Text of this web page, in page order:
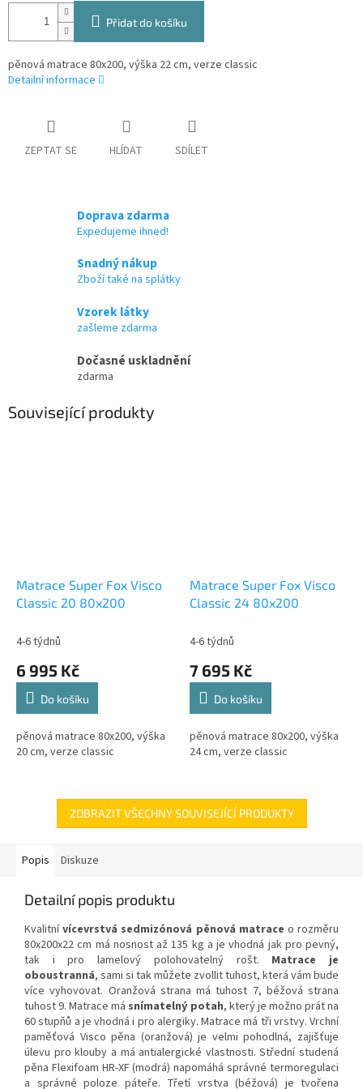
Přidat do košíku
pěnová matrace 80x200, výška 22 cm, verze classic
Detailní informace
ZEPTAT SE HLÍDAT SDÍLET
Doprava zdarma
Expedujeme ihned!
Snadný nákup
Zboží také na splátky
Vzorek látky
zašleme zdarma
Dočasné uskladnění
zdarma
Související produkty
Matrace Super Fox Visco
Classic 20 80x200
4-6 týdnů
6 995 Kč
Do košíku
pěnová matrace 80x200, výška
20 cm, verze classic
Matrace Super Fox Visco
Classic 24 80x200
4-6 týdnů
7 695 Kč
Do košíku
pěnová matrace 80x200, výška
24 cm, verze classic
ZOBRAZIT VŠECHNY SOUVISEJÍCÍ PRODUKTY
Popis Diskuze
Detailní popis produktu
Kvalitnívícevrstvá sedmizónová pěnová matrace o rozměru
80x200x22 cm má nosnost až 135 kg a je vhodná jak pro pevný,
tak i pro lamelový polohovatelný rošt. Matrace je
oboustranná, sami si tak můžete zvollit tuhost, která vám bude
více vyhovovat. Oranžová strana má tuhost 7, béžová strana
tuhost 9. Matrace má snímatelný potah, který je možno prát na
60 stupňů a je vhodná i pro alergiky. Matrace má tři vrstvy. Vrchní
paměťová Visco pěna (oranžová) je velmi pohodlná, zajišťuje
úlevu pro klouby a má antialergické vlastnosti. Střední studená
pěna Flexifoam HR-XF (modrá) napomáhá správné termoregulaci
a správné poloze páteře. Třetí vrstva (béžová) je tvořena